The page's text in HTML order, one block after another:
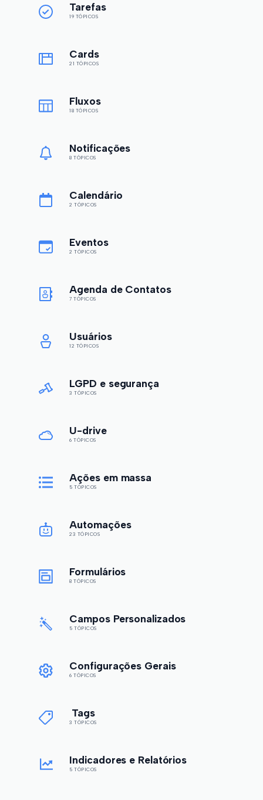
Tarefas
19 TÓPICOS
Cards
21 TÓPICOS
Fluxos
18 TÓPICOS
Notificações
8 TÓPICOS
Calendário
2 TÓPICOS
Eventos
2 TÓPICOS
Agenda de Contatos
7 TÓPICOS
Usuários
12 TÓPICOS
LGPD e segurança
3 TÓPICOS
U-drive
6 TÓPICOS
Ações em massa
5 TÓPICOS
Automações
23 TÓPICOS
Formulários
8 TÓPICOS
Campos Personalizados
5 TÓPICOS
Configurações Gerais
6 TÓPICOS
Tags
3 TÓPICOS
Indicadores e Relatórios
5 TÓPICOS